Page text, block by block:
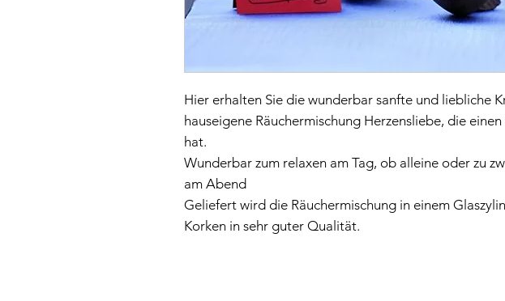
Hier erhalten Sie die wunderbar sanfte und liebliche
hauseigene Räuchermischung Herzensliebe, die
hat.
Wunderbar zum relaxen am Tag, ob alleine oder zu
am Abend
Geliefert wird die Räuchermischung in einem
Korken in sehr guter Qualität.